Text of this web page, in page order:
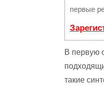
первые
В первую
такие